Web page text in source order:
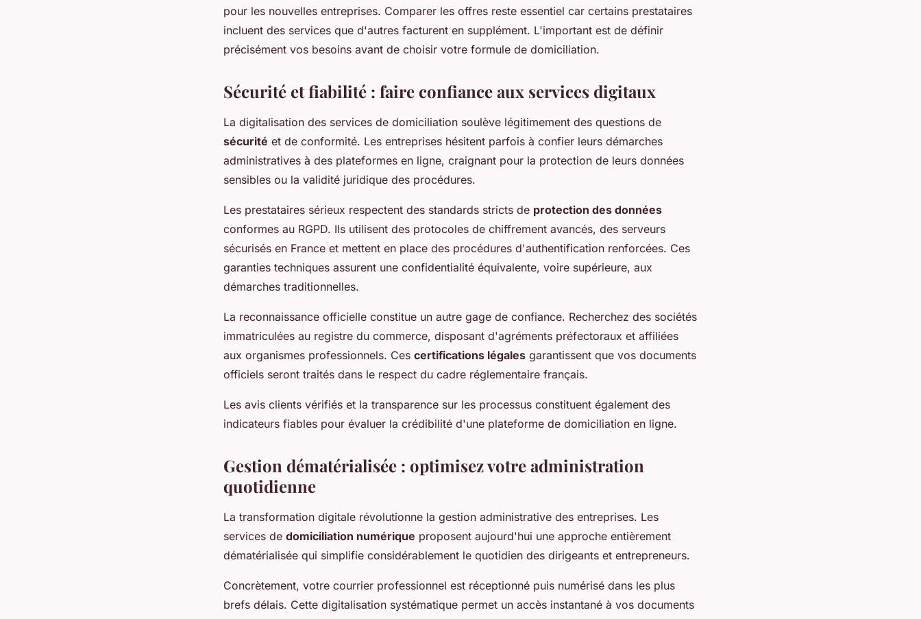
pour les nouvelles entreprises. Comparer les offres reste essentiel car certains prestataires
incluent des services que d'autres facturent en supplément. L'important est de définir
précisément vos besoins avant de choisir votre formule de domiciliation.
Sécurité et fiabilité : faire confiance aux services digitaux
La digitalisation des services de domiciliation soulève légitimement des questions de
sécurité et de conformité. Les entreprises hésitent parfois à confier leurs démarches
administratives à des plateformes en ligne, craignant pour la protection de leurs données
sensibles ou la validité juridique des procédures.
Les prestataires sérieux respectent des standards stricts de protection des données
conformes au RGPD. Ils utilisent des protocoles de chiffrement avancés, des serveurs
sécurisés en France et mettent en place des procédures d'authentification renforcées. Ces
garanties techniques assurent une confidentialité équivalente, voire supérieure, aux
démarches traditionnelles.
La reconnaissance officielle constitue un autre gage de confiance. Recherchez des sociétés
immatriculées au registre du commerce, disposant d'agréments préfectoraux et affiliées
aux organismes professionnels. Ces certifications légales garantissent que vos documents
officiels seront traités dans le respect du cadre réglementaire français.
Les avis clients vérifiés et la transparence sur les processus constituent également des
indicateurs fiables pour évaluer la crédibilité d'une plateforme de domiciliation en ligne.
Gestion dématérialisée : optimisez votre administration
quotidienne
La transformation digitale révolutionne la gestion administrative des entreprises. Les
services de domiciliation numérique proposent aujourd'hui une approche entièrement
dématérialisée qui simplifie considérablement le quotidien des dirigeants et entrepreneurs.
Concrètement, votre courrier professionnel est réceptionné puis numérisé dans les plus
brefs délais. Cette digitalisation systématique permet un accès instantané à vos documents